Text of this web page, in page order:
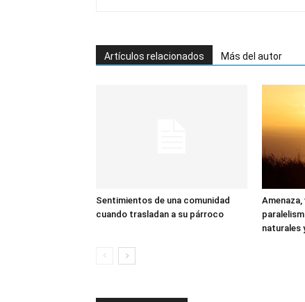
Artículos relacionados Más del autor
Sentimientos de una comunidad
cuando trasladan a su párroco
Amenaza,
naturales